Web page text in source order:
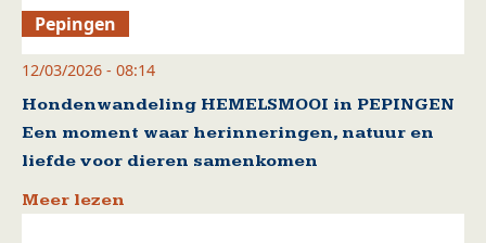
Pepingen
12/03/2026 - 08:14
Hondenwandeling HEMELSMOOI in PEPINGEN
Een moment waar herinneringen, natuur en
liefde voor dieren samenkomen
Meer lezen